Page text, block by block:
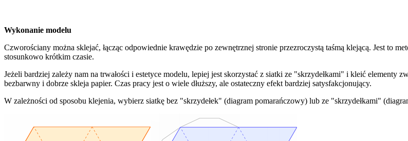
Wykonanie modelu
Czworościany można sklejać, łącząc odpowiednie krawędzie po zewnętrznej stronie przezroczystą taśmą klejącą. Jest to
stosunkowo krótkim czasie.
Jeżeli bardziej zależy nam na trwałości i estetyce modelu, lepiej jest skorzystać z siatki ze "skrzydełkami" i kleić
bezbarwny i dobrze skleja papier. Czas pracy jest o wiele dłuższy, ale ostateczny efekt bardziej satysfakcjonujący.
W zależności od sposobu klejenia, wybierz siatkę bez "skrzydełek" (diagram pomarańczowy) lub ze "skrzydełkami"